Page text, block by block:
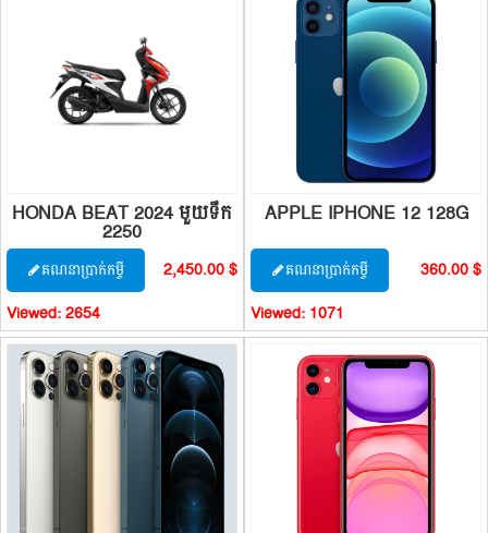
HONDA BEAT 2024 មួយទឹក
2250
គណនាប្រាក់កម្ចី
2,450.00 $
Viewed:2654
APPLE IPHONE 12 128G
គណនាប្រាក់កម្ចី
360.00 $
Viewed:1071